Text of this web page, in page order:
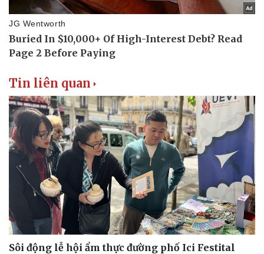
Văn hóa
Sân khấu - Điện ảnh
Văn học
Âm nhạc
Giải trí
Thời trang
Tin liên quan
Sôi động lễ hội ẩm thực đường phố Ici Festital